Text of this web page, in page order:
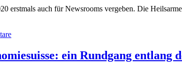
Standards
Bank‘
erstmals auch für Newsrooms vergeben. Die
ein Rundgang entlang